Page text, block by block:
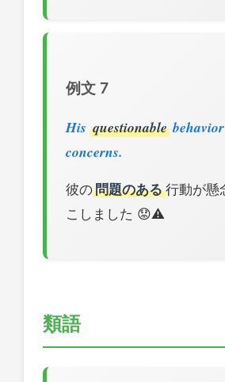
例文 7
His questionable
concerns.
彼の問題のある行動が懸
こしました 😟⚠️
類語